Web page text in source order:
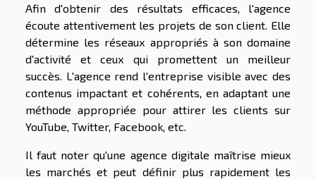
Afin d'obtenir des résultats efficaces, l'agence
écoute attentivement les projets de son client. Elle
détermine les réseaux appropriés à son domaine
d'activité et ceux qui promettent un meilleur
succès. L'agence rend l'entreprise visible avec des
contenus impactant et cohérents, en adaptant une
méthode appropriée pour attirer les clients sur
YouTube, Twitter, Facebook, etc.
Il faut noter qu'une agence digitale maîtrise mieux
les marchés et peut définir plus rapidement les